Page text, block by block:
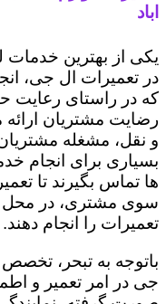
اباد
یکی از بهترین خدمات
در تعمیرات ال جی،
که در راستای
رضایت مشتریان
و نقل، مشغله
بسیاری برای انجام
ها تماس بگیرند تا
سوی مشتری، در محل
تعمیرات را انجام دهند.
باتوجه به تبحر،
جی در امر تعمیر و